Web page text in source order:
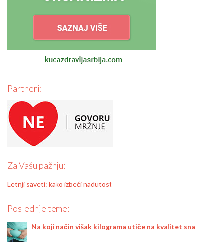
Partneri:
Za Vašu pažnju:
Letnji saveti: kako izbeći nadutost
Poslednje teme:
Na koji način višak kilograma utiče na kvalitet sna